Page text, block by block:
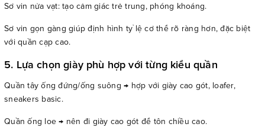
Sơ vin nửa vạt: tạo cảm giác trẻ trung, phóng khoáng.
Sơ vin gọn gàng giúp định hình tỷ lệ cơ thể rõ ràng hơn, đặc biệt
với quần cạp cao.
5. Lựa chọn giày phù hợp với từng kiểu quần
Quần tây ống đứng/ống suông → hợp với giày cao gót, loafer,
sneakers basic.
Quần ống loe → nên đi giày cao gót để tôn chiều cao.